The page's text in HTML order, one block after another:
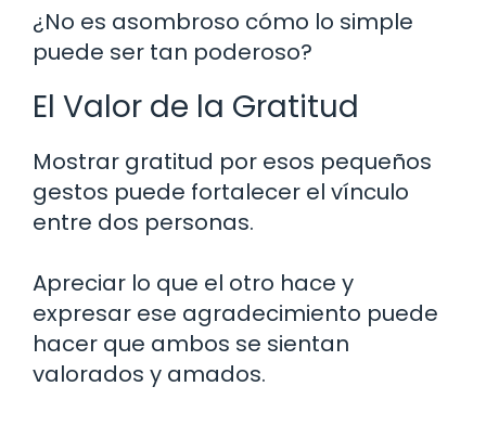
¿No es asombroso cómo lo simple
puede ser tan poderoso?
El Valor de la Gratitud
Mostrar gratitud por esos pequeños
gestos puede fortalecer el vínculo
entre dos personas.
Apreciar lo que el otro hace y
expresar ese agradecimiento puede
hacer que ambos se sientan
valorados y amados.